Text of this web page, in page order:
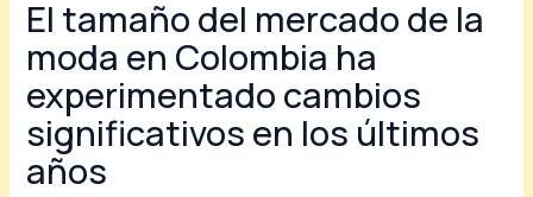
El tamaño del mercado de la
moda en Colombia ha
experimentado cambios
significativos en los últimos
años